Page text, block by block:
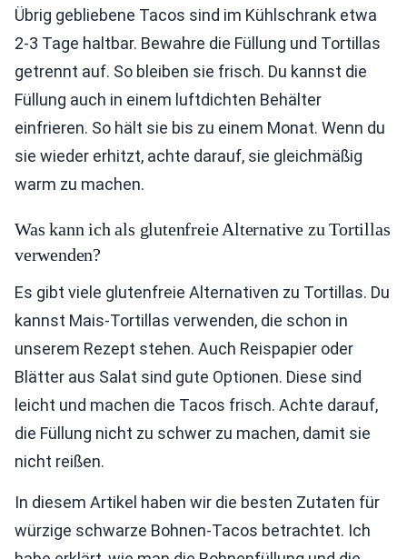
Übrig gebliebene Tacos sind im Kühlschrank etwa
2-3 Tage haltbar. Bewahre die Füllung und Tortillas
getrennt auf. So bleiben sie frisch. Du kannst die
Füllung auch in einem luftdichten Behälter
einfrieren. So hält sie bis zu einem Monat. Wenn du
sie wieder erhitzt, achte darauf, sie gleichmäßig
warm zu machen.
Was kann ich als glutenfreie Alternative zu Tortillas
verwenden?
Es gibt viele glutenfreie Alternativen zu Tortillas. Du
kannst Mais-Tortillas verwenden, die schon in
unserem Rezept stehen. Auch Reispapier oder
Blätter aus Salat sind gute Optionen. Diese sind
leicht und machen die Tacos frisch. Achte darauf,
die Füllung nicht zu schwer zu machen, damit sie
nicht reißen.
In diesem Artikel haben wir die besten Zutaten für
würzige schwarze Bohnen-Tacos betrachtet. Ich